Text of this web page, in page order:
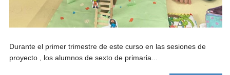
Durante el primer trimestre de este curso en las sesiones de
proyecto , los alumnos de sexto de primaria...